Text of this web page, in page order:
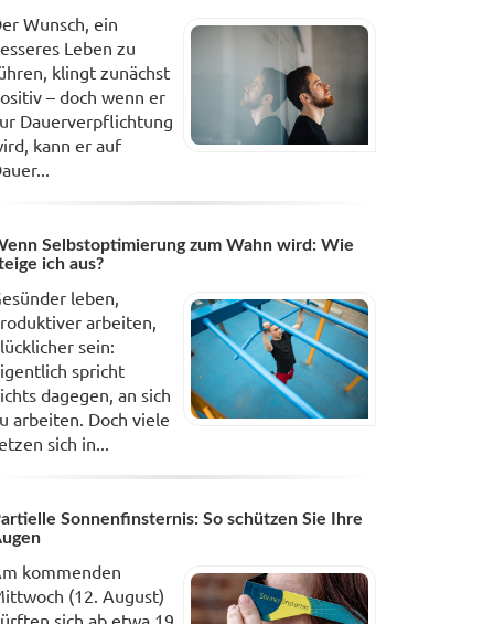
Wunsch, ein
Leben zu
klingt zunächst
– doch wenn er
Dauerverpflichtung
kann er auf
Selbstoptimierung zum Wahn wird: Wie
ich aus?
leben,
arbeiten,
sein:
spricht
dagegen, an sich
arbeiten. Doch viele
sich in...
Sonnenfinsternis: So schützen Sie Ihre
kommenden
(12. August)
sich ab etwa 19